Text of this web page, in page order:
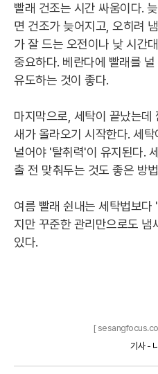
빨래 건조는 시간 싸움이다.
면 건조가 늦어지고, 오히려
가 잘 드는 오전이나 낮 시간
중요하다. 베란다에 빨래를
유도하는 것이 좋다.
마지막으로, 세탁이 끝났는데
새가 올라오기 시작한다. 세
널어야 '탈취력'이 유지된다.
출 전 맞춰두는 것도 좋은 방
여름 빨래 쉰내는 세탁법보
지만 꾸준한 관리만으로도
있다.
[
기사 -